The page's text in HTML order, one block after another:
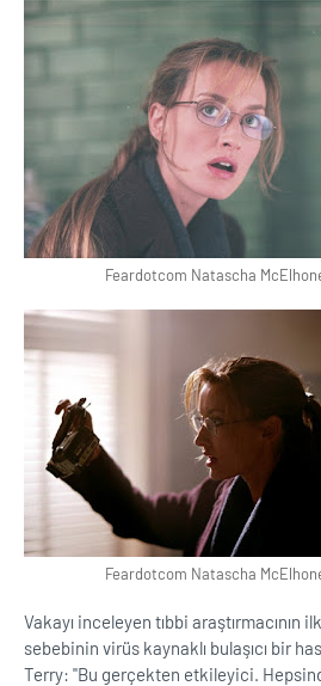
Feardotcom Natascha
Feardotcom Natascha
Vakayı inceleyen tıbbi araştırmacının
sebebinin virüs kaynaklı bulaşıcı bir
Terry: ''Bu gerçekten etkileyici.